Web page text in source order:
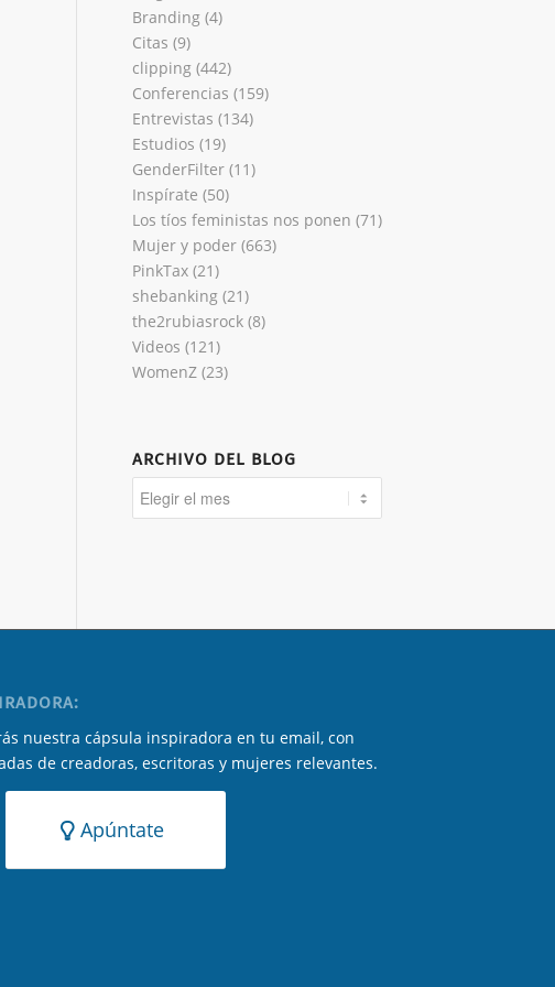
Branding(4)
Citas (9)
clipping(442)
Conferencias (159)
Entrevistas (134)
Estudios (19)
GenderFilter(11)
Inspírate (50)
Los tíos feministas nos ponen (71)
Mujer y poder(663)
PinkTax(21)
shebanking(21)
the2rubiasrock(8)
Videos (121)
WomenZ(23)
ARCHIVO DEL BLOG
nuestra cápsula inspiradora en tu email, con
de creadoras, escritoras y mujeres relevantes.
Apúntate